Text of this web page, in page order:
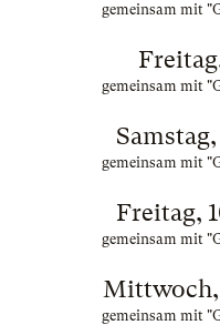
gemeinsam mit
gemeinsam mit
gemeinsam mit
Freitag,
gemeinsam mit
Mittwoch,
gemeinsam mit